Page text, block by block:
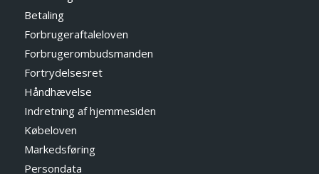
Betaling
Forbrugeraftaleloven
Forbrugerombudsmanden
Fortrydelsesret
Håndhævelse
Indretning af hjemmesiden
Købeloven
Markedsføring
Persondata